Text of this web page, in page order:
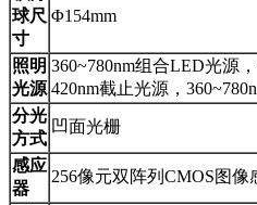
球尺
寸
Φ154mm
照明
光源
360~780nm组合LED光源
420nm截止光源，
分光
方式
凹面光栅
感应
器
256像元双阵列CMOS图像